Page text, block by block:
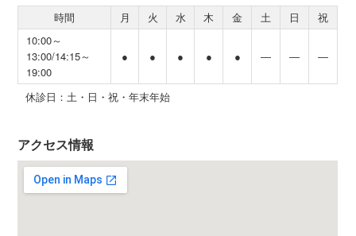
時間 月 火 水 木 金 土 日
祝
10:00～
13:00/14:15～
19:00
● ● ● ● ● ― ― ―
休診日：土・日・祝・年末年始
アクセス情報